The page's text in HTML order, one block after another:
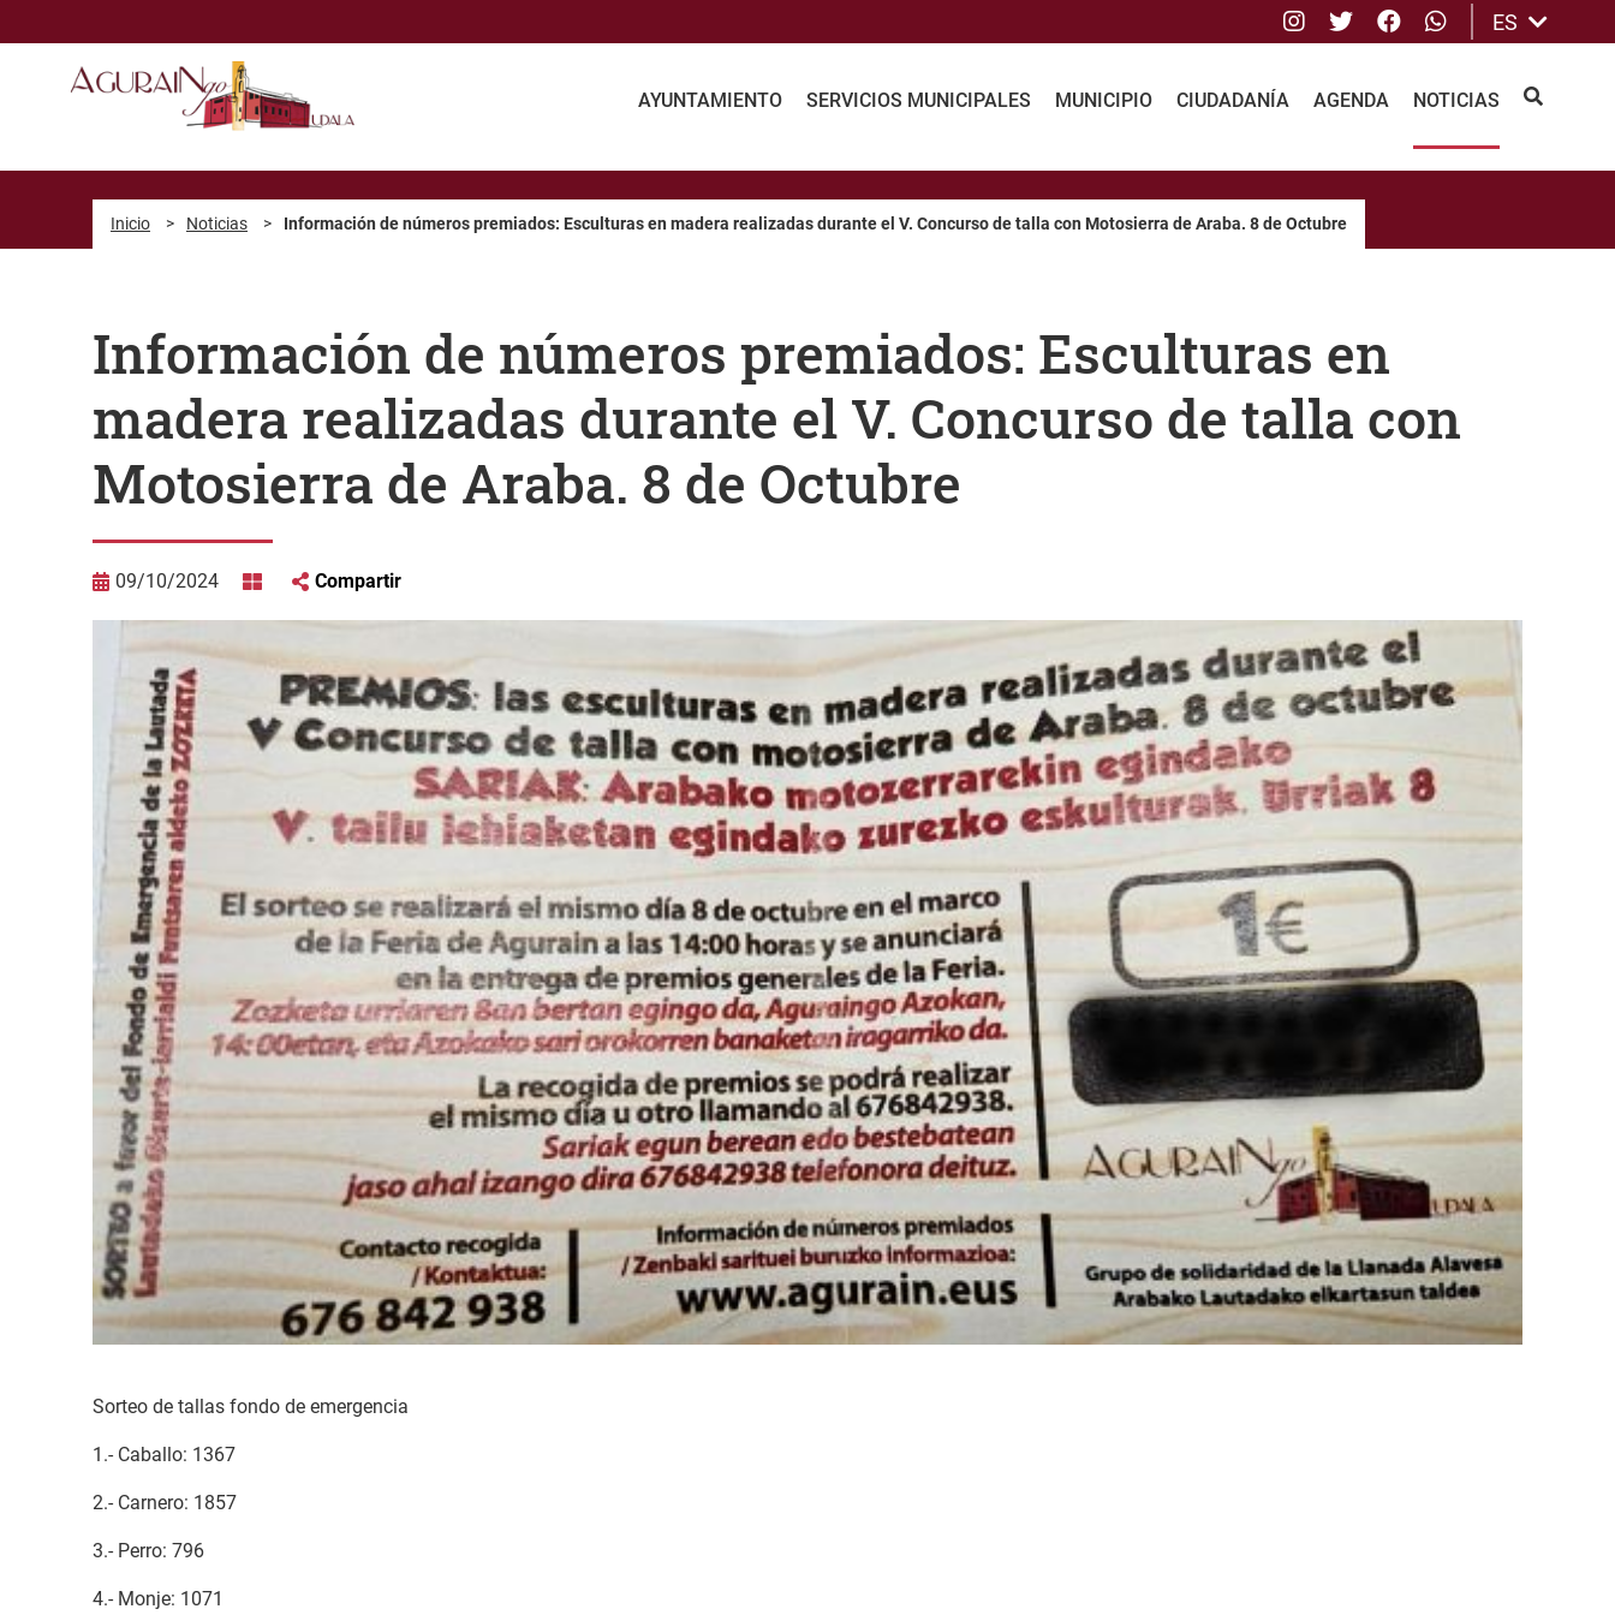
Instagram
TwitterFacebook
whatsApp
ES
AYUNTAMIENTO SERVICIOS MUNICIPALES MUNICIPIO CIUDADANÍA AGENDA NOTICIAS BUSCAR
Inicio > Noticias > Información de números premiados: Esculturas en madera realizadas durante el V. Concurso de talla con Motosierra de Araba. 8 de Octubre
Información de números premiados: Esculturas en
madera realizadas durante el V. Concurso de talla con
Motosierra de Araba. 8 de Octubre
09/10/2024 Compartir
Sorteo de tallas fondo de emergencia
1.- Caballo: 1367
2.- Carnero: 1857
3.- Perro: 796
4.- Monje: 1071